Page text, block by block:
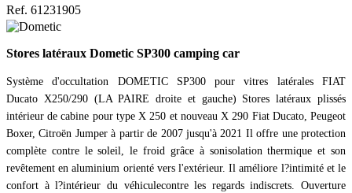
Ref. 61231905
Stores latéraux Dometic SP300 camping car
Système d'occultation DOMETIC SP300 pour vitres latérales FIAT
Ducato X250/290 (LA PAIRE droite et gauche) Stores latéraux plissés
intérieur de cabine pour type X 250 et nouveau X 290 Fiat Ducato, Peugeot
Boxer, Citroën Jumper à partir de 2007 jusqu'à 2021 Il offre une protection
complète contre le soleil, le froid grâce à sonisolation thermique et son
revêtement en aluminium orienté vers l'extérieur. Il améliore l?intimité et le
confort à l?intérieur du véhiculecontre les regards indiscrets. Ouverture